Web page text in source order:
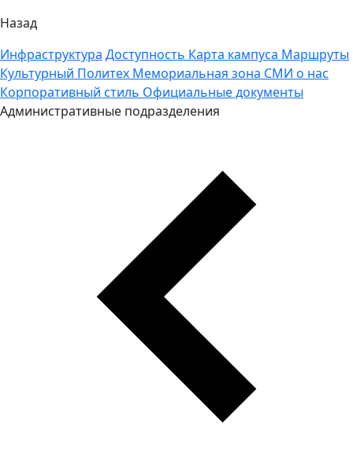
Назад
Инфраструктура Доступность Карта кампуса Маршруты
Культурный Политех Мемориальная зона СМИ о нас
Корпоративный стиль Официальные документы
Административные подразделения